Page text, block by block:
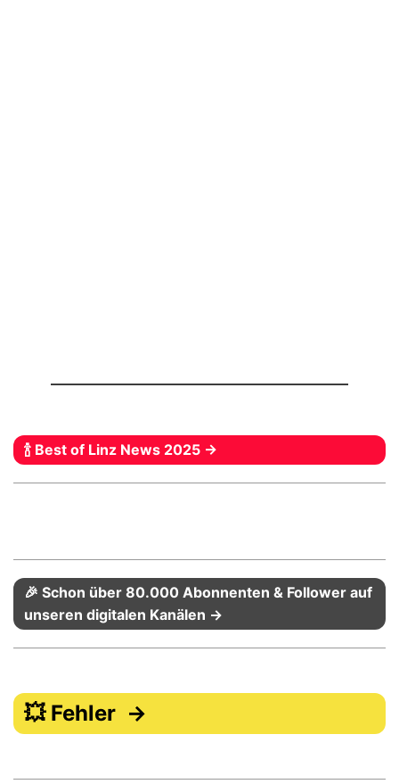
🍾 Best of Linz News 2025 →
🎉 Schon über 80.000 Abonnenten & Follower auf
unseren digitalen Kanälen →
💥 Fehler →